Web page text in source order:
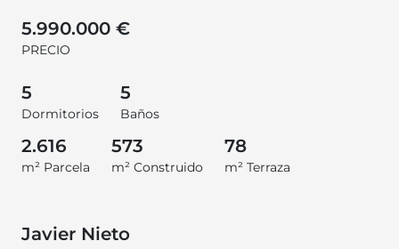
5.990.000 €
PRECIO
5
Dormitorios
5
Baños
2.616
m² Parcela
573
m² Construido
78
m² Terraza
Javier Nieto